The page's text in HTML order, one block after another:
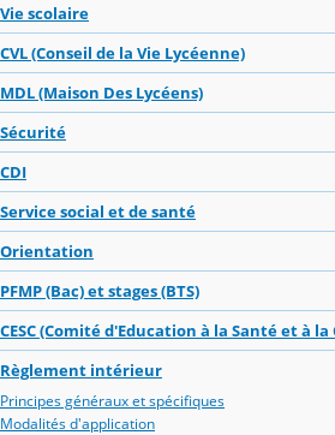
Vie scolaire
CVL (Conseil de la Vie Lycéenne)
MDL (Maison Des Lycéens)
Sécurité
CDI
Service social et de santé
Orientation
PFMP (Bac) et stages (BTS)
CESC (Comité d'Education à la Santé et à
Règlement intérieur
Principes généraux et spécifiques
Modalités d'application